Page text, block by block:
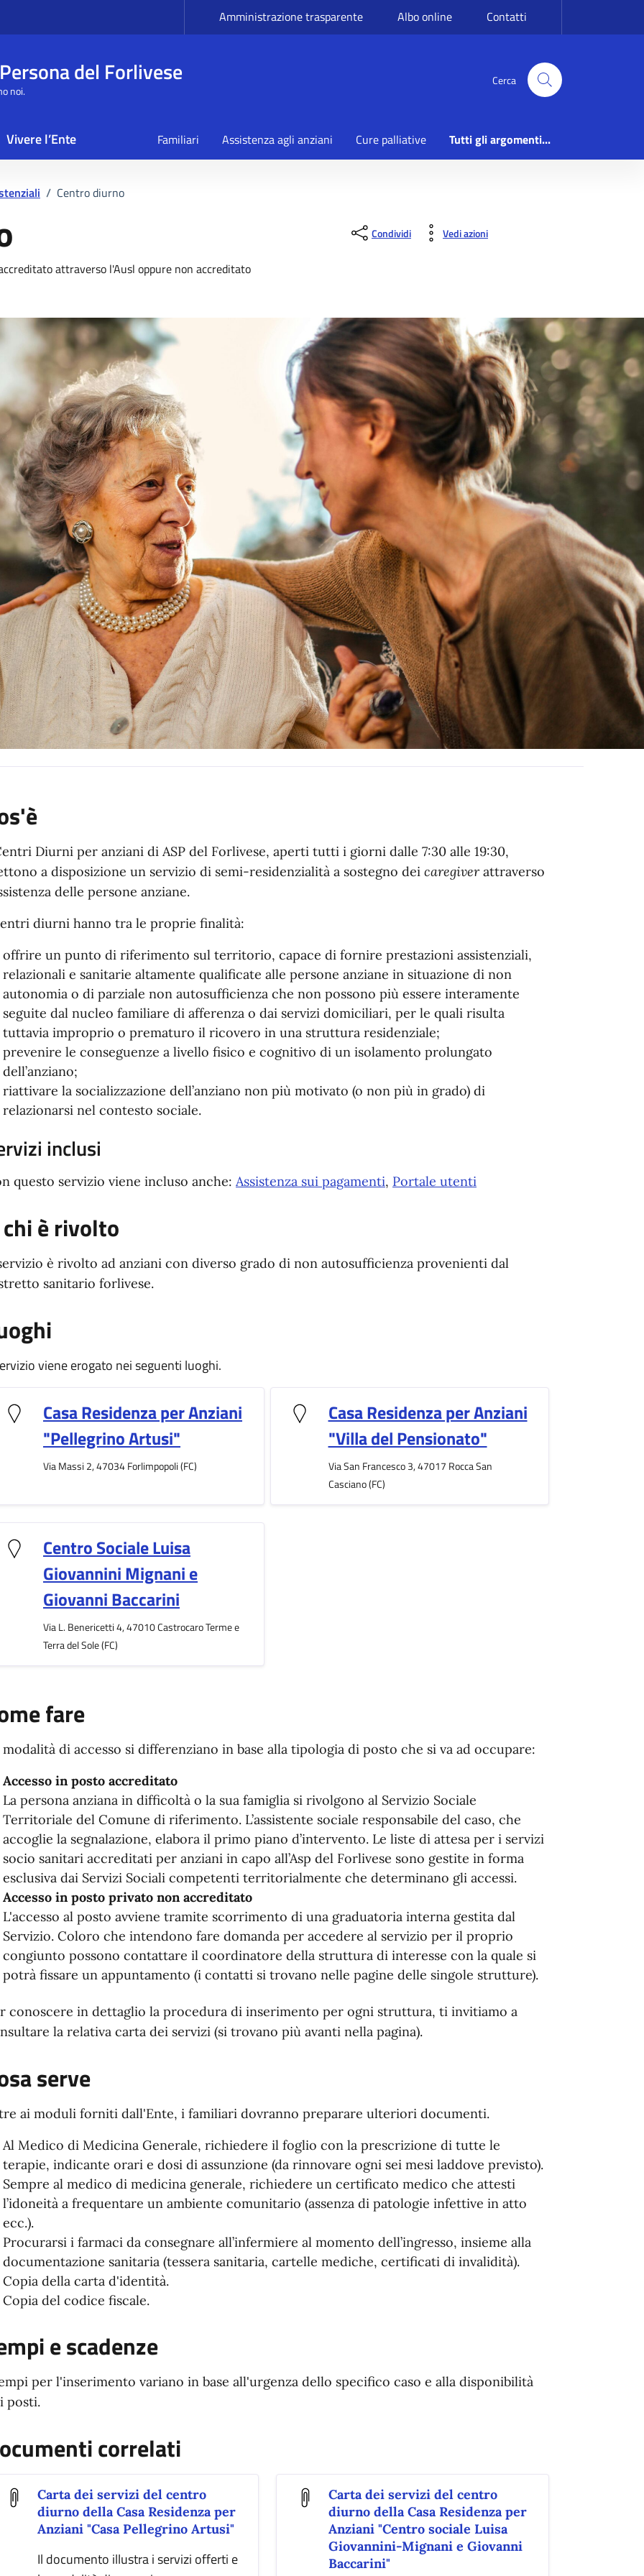
Amministrazione trasparente Albo online Contatti
del Forlivese
noi.
Cerca
Vivere l’Ente Familiari Assistenza agli anziani Cure palliative Tutti gli argomenti...
/ Centro diurno
attraverso l'Ausl oppure non accreditato
Condividi Vedi azioni
Diurni per anziani di ASP del Forlivese, aperti tutti i giorni dalle 7:30 alle 19:30,
a disposizione un servizio di semi-residenzialità a sostegno dei caregiverattraverso
delle persone anziane.
diurni hanno tra le proprie finalità:
offrire un punto di riferimento sul territorio, capace di fornire prestazioni assistenziali,
relazionali e sanitarie altamente qualificate alle persone anziane in situazione di non
autonomia o di parziale non autosufficienza che non possono più essere interamente
seguite dal nucleo familiare di afferenza o dai servizi domiciliari, per le quali risulta
tuttavia improprio o prematuro il ricovero in una struttura residenziale;
prevenire le conseguenze a livello fisico e cognitivo di un isolamento prolungato
dell’anziano;
riattivare la socializzazione dell’anziano non più motivato (o non più in grado) di
relazionarsi nel contesto sociale.
inclusi
questo servizio viene incluso anche: Assistenza sui pagamenti, Portale utenti
è rivolto
è rivolto ad anziani con diverso grado di non autosufficienza provenienti dal
sanitario forlivese.
viene erogato nei seguenti luoghi.
Casa Residenza per Anziani
"Pellegrino Artusi"
Via Massi 2, 47034 Forlimpopoli (FC)
Casa Residenza per Anziani
"Villa del Pensionato"
Via San Francesco 3, 47017 Rocca San
Casciano (FC)
Centro Sociale Luisa
Giovannini Mignani e
Giovanni Baccarini
Via L. Benericetti 4, 47010 Castrocaro Terme e
Terra del Sole (FC)
fare
modalità di accesso si differenziano in base alla tipologia di posto che si va ad occupare:
Accesso in posto accreditato
La persona anziana in difficoltà o la sua famiglia si rivolgono al Servizio Sociale
Territoriale del Comune di riferimento. L’assistente sociale responsabile del caso, che
accoglie la segnalazione, elabora il primo piano d’intervento. Le liste di attesa per i servizi
socio sanitari accreditati per anziani in capo all’Asp del Forlivese sono gestite in forma
esclusiva dai Servizi Sociali competenti territorialmente che determinano gli accessi.
Accesso in posto privato non accreditato
L'accesso al posto avviene tramite scorrimento di una graduatoria interna gestita dal
Servizio. Coloro che intendono fare domanda per accedere al servizio per il proprio
congiunto possono contattare il coordinatore della struttura di interesse con la quale si
potrà fissare un appuntamento (i contatti si trovano nelle pagine delle singole strutture).
conoscere in dettaglio la procedura di inserimento per ogni struttura, ti invitiamo a
la relativa carta dei servizi (si trovano più avanti nella pagina).
serve
ai moduli forniti dall'Ente, i familiari dovranno preparare ulteriori documenti.
Al Medico di Medicina Generale, richiedere il foglio con la prescrizione di tutte le
terapie, indicante orari e dosi di assunzione (da rinnovare ogni sei mesi laddove previsto).
Sempre al medico di medicina generale, richiedere un certificato medico che attesti
l’idoneità a frequentare un ambiente comunitario (assenza di patologie infettive in atto
ecc.).
Procurarsi i farmaci da consegnare all’infermiere al momento dell’ingresso, insieme alla
documentazione sanitaria (tessera sanitaria, cartelle mediche, certificati di invalidità).
Copia della carta d'identità.
Copia del codice fiscale.
e scadenze
per l'inserimento variano in base all'urgenza dello specifico caso e alla disponibilità
posti.
correlati
Carta dei servizi del centro
diurno della Casa Residenza per
Anziani "Casa Pellegrino Artusi"
Il documento illustra i servizi offerti e
Carta dei servizi del centro
diurno della Casa Residenza per
Anziani "Centro sociale Luisa
Giovannini-Mignani e Giovanni
Baccarini"